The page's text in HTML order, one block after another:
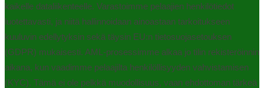
kaikelle dataliikenteelle. Varastoimme pelaajien henkilötiedot
luotettavasti, ja niitä hallinnoidaan ainoastaan tarkoitukseen
kuuluvin edellytyksin sekä täysin EU:n tietosuojasetouksen
(GDPR) mukaisesti. AML-prosessimme alkaa jo tilin rekisteröinnin
aikana, kun vaadimme pelaajilta henkilöllisyyden vahvistamisen
(KYC). Tämä ei ole pelkkä muodollisuus, vaan ehdottoman tärkeä